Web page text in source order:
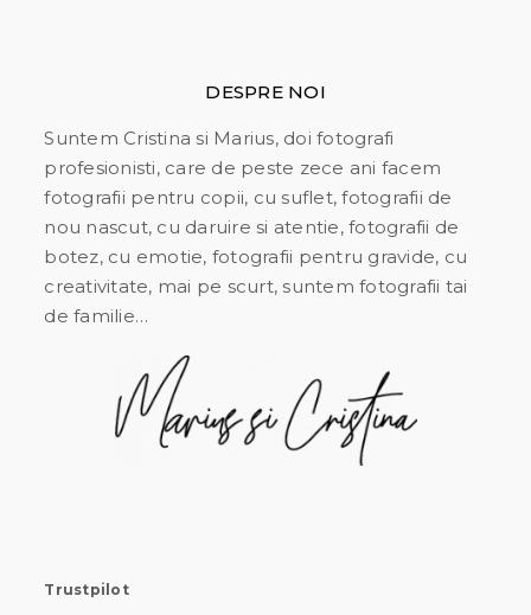
DESPRE NOI
Suntem Cristina si Marius, doi fotografi
profesionisti, care de peste zece ani facem
fotografii pentru copii, cu suflet, fotografii de
nou nascut, cu daruire si atentie, fotografii de
botez, cu emotie, fotografii pentru gravide, cu
creativitate, mai pe scurt, suntem fotografii tai
de familie…
Trustpilot